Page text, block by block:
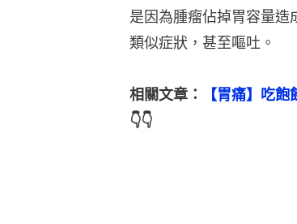
是因為腫瘤佔掉胃容量造
類似症狀，甚至嘔吐。
相關文章： 【胃痛】吃
👇👇